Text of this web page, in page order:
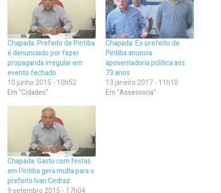
Chapada: Prefeito de Piritiba
é denunciado por fazer
propaganda irregular em
evento fechado
10 junho 2015 - 10h52
Em "Cidades"
Chapada: Ex-prefeito de
Piritiba anuncia
aposentadoria política aos
73 anos
13 janeiro 2017 - 11h10
Em "Assessoria"
Chapada: Gasto com festas
em Piritiba gera multa para o
prefeito Ivan Cedraz
9 setembro 2015 - 17h04